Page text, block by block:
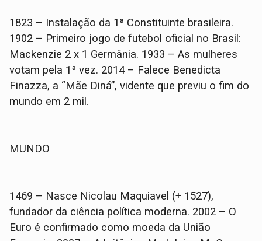
1823 – Instalação da 1ª Constituinte brasileira.
1902 – Primeiro jogo de futebol oficial no Brasil:
Mackenzie 2 x 1 Germânia. 1933 – As mulheres
votam pela 1ª vez. 2014 – Falece Benedicta
Finazza, a “Mãe Diná”, vidente que previu o fim do
mundo em 2 mil.
MUNDO
1469 – Nasce Nicolau Maquiavel (+ 1527),
fundador da ciência política moderna. 2002 – O
Euro é confirmado como moeda da União